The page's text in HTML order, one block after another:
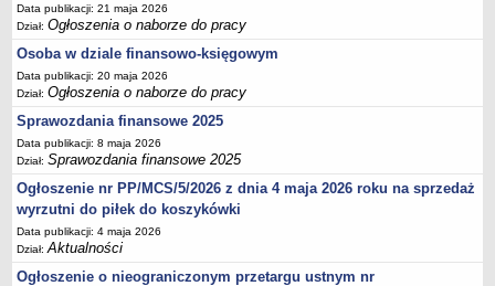
Data publikacji: 21 maja 2026
Dział:Ogłoszenia o naborze do pracy
Osoba w dziale finansowo-księgowym
Data publikacji: 20 maja 2026
Dział:Ogłoszenia o naborze do pracy
Sprawozdania finansowe 2025
Data publikacji: 8 maja 2026
Dział:Sprawozdania finansowe 2025
Ogłoszenie nr PP/MCS/5/2026 z dnia 4 maja 2026 roku na sprzedaż
wyrzutni do piłek do koszykówki
Data publikacji: 4 maja 2026
Dział:Aktualności
Ogłoszenie o nieograniczonym przetargu ustnym nr